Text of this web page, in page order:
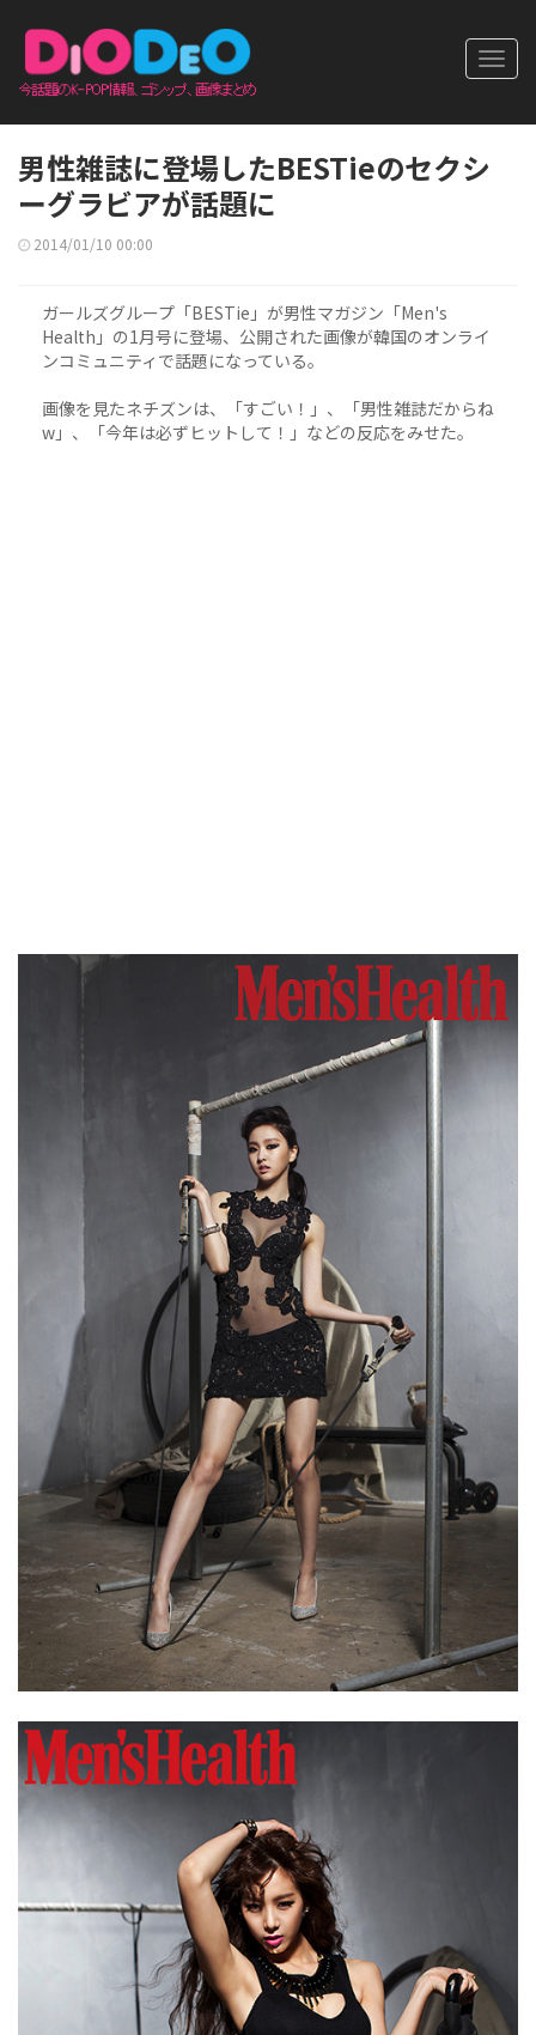
男性雑誌に登場したBESTieのセクシ
ーグラビアが話題に
2014/01/10 00:00
ガールズグループ「BESTie」が男性マガジン「Men's
Health」の1月号に登場、公開された画像が韓国のオンライ
ンコミュニティで話題になっている。
画像を見たネチズンは、「すごい！」、「男性雑誌だからね
w」、「今年は必ずヒットして！」などの反応をみせた。